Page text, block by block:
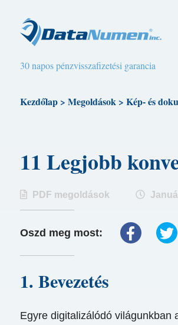
30 napos pénzvisszafizetési garancia
Kezdőlap> Megoldások> Kép- és
11 Legjobb
PDF megoldások
Oszd meg most:
1. Bevezetés
Egyre digitalizálódó világunkban